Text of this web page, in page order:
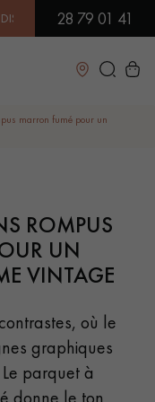
IMMÉDIATE |28 79 01 41
Fermer
CONTRECOLLÉ -
FLOTTANT
PARQUETS À MOTIFS
TRADITIONNELS
PARQUET VERNIS
EN BOIS BRUT
marron fumé pour un
ROMPUS
UN
VINTAGE
où le
graphiques
parquet à